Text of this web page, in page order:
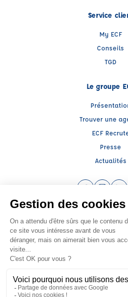
Service
My ECF
Conseils
TGD
Le groupe
Trouver une
ECF
Presse
Actualités
Facebook
Raison sociale : AUTO ECOLE
SIREN: 491623062 - Numéro de TVA
Agrément
Siège social : 1482 B Route de Montjoly ,